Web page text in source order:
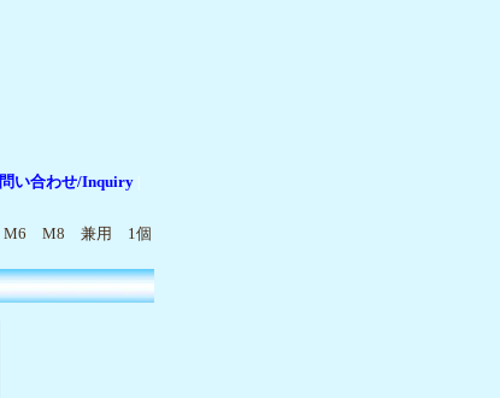
い合わせ/Inquiry
ー M6 M8 兼用 1個